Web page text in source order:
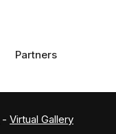
Partners
- Virtual Gallery